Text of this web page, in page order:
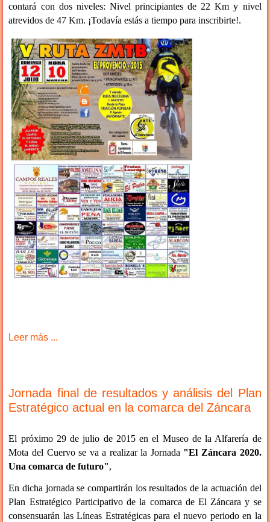
contará con dos niveles: Nivel principiantes de 22 Km y nivel
atrevidos de 47 Km. ¡Todavía estás a tiempo para inscribirte!.
Leer más ...
Jornada final de resultados y análisis del Plan
Estratégico actual en la comarca del Záncara
El próximo 29 de julio de 2015 en el Museo de la Alfarería de
Mota del Cuervo se va a realizar la Jornada "El Záncara 2020.
Una comarca de futuro",
En dicha jornada se compartirán los resultados de la actuación del
Plan Estratégico Participativo de la comarca de El Záncara y se
consensuarán las Líneas Estratégicas para el nuevo periodo en la